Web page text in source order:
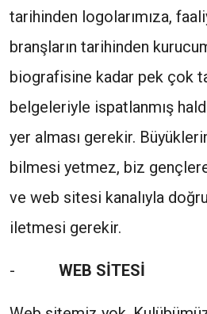
tarihinden logolarımıza,
branşların tarihinden
biografisine kadar pek çok
belgeleriyle ispatlanmış
yer alması gerekir.
bilmesi yetmez, biz
ve web sitesi kanalıyla
iletmesi gerekir.
- WEB SİTESİ